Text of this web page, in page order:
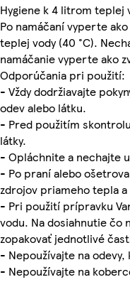
Hygiene k 4 litrom teplej
Po namáčaní vyperte
teplej vody (40 °C).
namáčanie vyperte ako
Odporúčania pri použití:
- Vždy dodržiavajte
odev alebo látku.
- Pred použitím
látky.
- Opláchnite a nechajte
- Po praní alebo
zdrojov priameho tepla
- Pri použití prípravku
vodu. Na dosiahnutie čo
zopakovať jednotlivé
- Nepoužívajte na
- Nepoužívajte na